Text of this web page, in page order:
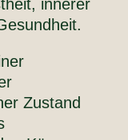
innerer
Zustand